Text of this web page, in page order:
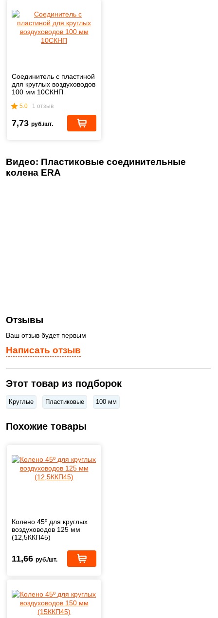
Соединитель с пластиной
для круглых воздуховодов
100 мм 10СКНП
5.0 1 отзыв
7,73 руб./шт.
Видео: Пластиковые соединительные
колена ERA
Написать отзыв
Отзывы
Ваш отзыв будет первым
Этот товар из подборок
Круглые Пластиковые 100 мм
Похожие товары
Колено 45º для круглых
воздуховодов 125 мм
(12,5ККП45)
11,66 руб./шт.